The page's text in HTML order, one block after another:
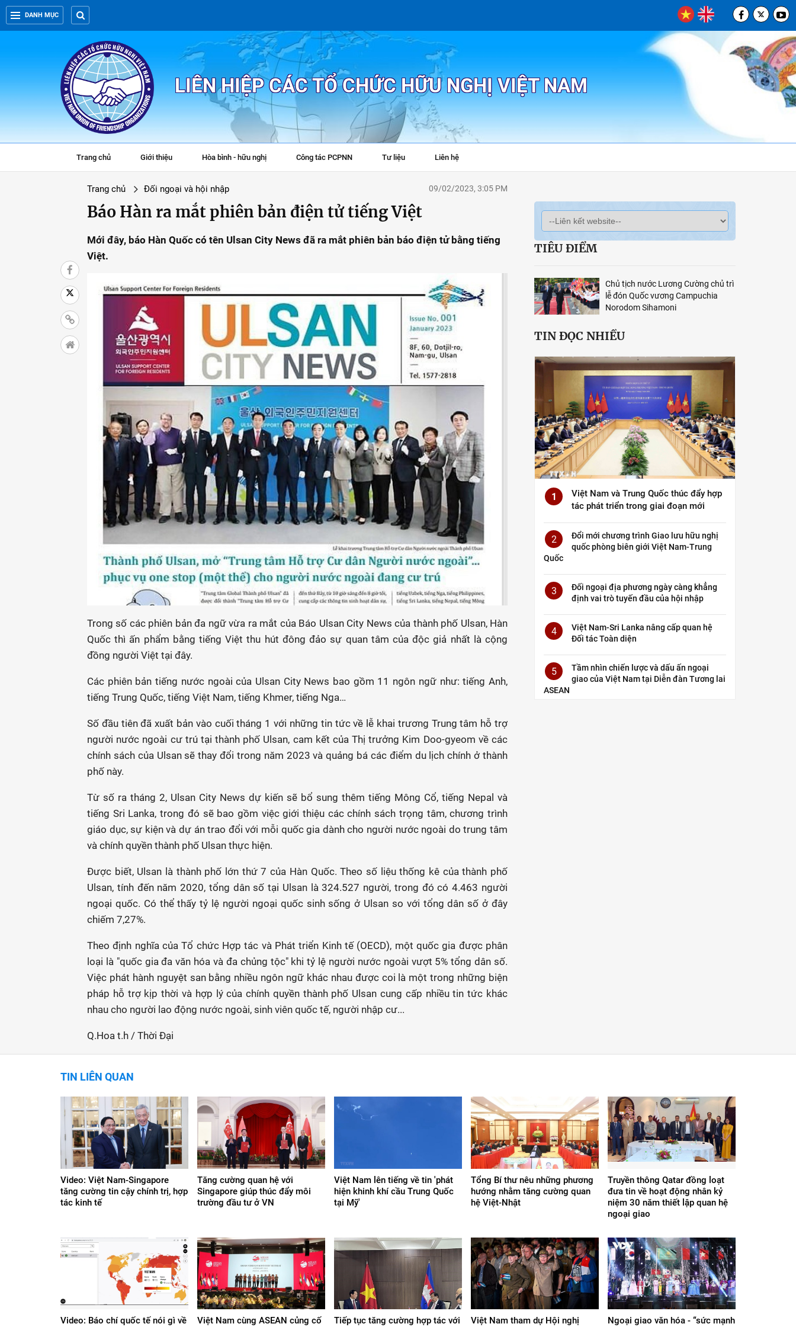
DANH MỤC
LIÊN HIỆP CÁC TỔ CHỨC HỮU NGHỊ VIỆT NAM
Trang chủ Giới thiệu Hòa bình - hữu nghị Công tác PCPNN Tư liệu Liên hệ
Trang chủ Đối ngoại và hội nhập 09/02/2023, 3:05 PM
Báo Hàn ra mắt phiên bản điện tử tiếng Việt
Mới đây, báo Hàn Quốc có tên Ulsan City News đã ra mắt phiên bản báo điện tử bằng tiếng
Việt.
Trong số các phiên bản đa ngữ vừa ra mắt của Báo Ulsan City News của thành phố Ulsan, Hàn
Quốc thì ấn phẩm bằng tiếng Việt thu hút đông đảo sự quan tâm của độc giả nhất là cộng
đồng người Việt tại đây.
Các phiên bản tiếng nước ngoài của Ulsan City News bao gồm 11 ngôn ngữ như: tiếng Anh,
tiếng Trung Quốc, tiếng Việt Nam, tiếng Khmer, tiếng Nga…
Số đầu tiên đã xuất bản vào cuối tháng 1 với những tin tức về lễ khai trương Trung tâm hỗ trợ
người nước ngoài cư trú tại thành phố Ulsan, cam kết của Thị trưởng Kim Doo-gyeom về các
chính sách của Ulsan sẽ thay đổi trong năm 2023 và quảng bá các điểm du lịch chính ở thành
phố này.
Từ số ra tháng 2, Ulsan City News dự kiến sẽ bổ sung thêm tiếng Mông Cổ, tiếng Nepal và
tiếng Sri Lanka, trong đó sẽ bao gồm việc giới thiệu các chính sách trọng tâm, chương trình
giáo dục, sự kiện và dự án trao đổi với mỗi quốc gia dành cho người nước ngoài do trung tâm
và chính quyền thành phố Ulsan thực hiện.
Được biết, Ulsan là thành phố lớn thứ 7 của Hàn Quốc. Theo số liệu thống kê của thành phố
Ulsan, tính đến năm 2020, tổng dân số tại Ulsan là 324.527 người, trong đó có 4.463 người
ngoại quốc. Có thể thấy tỷ lệ người ngoại quốc sinh sống ở Ulsan so với tổng dân số ở đây
chiếm 7,27%.
Theo định nghĩa của Tổ chức Hợp tác và Phát triển Kinh tế (OECD), một quốc gia được phân
loại là "quốc gia đa văn hóa và đa chủng tộc" khi tỷ lệ người nước ngoài vượt 5% tổng dân số.
Việc phát hành nguyệt san bằng nhiều ngôn ngữ khác nhau được coi là một trong những biện
pháp hỗ trợ kịp thời và hợp lý của chính quyền thành phố Ulsan cung cấp nhiều tin tức khác
nhau cho người lao động nước ngoài, sinh viên quốc tế, người nhập cư...
Q.Hoa t.h / Thời Đại
TIÊU ĐIỂM
Chủ tịch nước Lương Cường chủ trì
lễ đón Quốc vương Campuchia
Norodom Sihamoni
TIN ĐỌC NHIỀU
1
Việt Nam và Trung Quốc thúc đẩy hợp
tác phát triển trong giai đoạn mới
2
Đổi mới chương trình Giao lưu hữu nghị
quốc phòng biên giới Việt Nam-Trung
Quốc
3
Đối ngoại địa phương ngày càng khẳng
định vai trò tuyến đầu của hội nhập
4
Việt Nam-Sri Lanka nâng cấp quan hệ
Đối tác Toàn diện
5
Tầm nhìn chiến lược và dấu ấn ngoại
giao của Việt Nam tại Diễn đàn Tương lai
ASEAN
TIN LIÊN QUAN
Video: Việt Nam-Singapore
tăng cường tin cậy chính trị, hợp
tác kinh tế
Tăng cường quan hệ với
Singapore giúp thúc đẩy môi
trường đầu tư ở VN
Việt Nam lên tiếng về tin 'phát
hiện khinh khí cầu Trung Quốc
tại Mỹ'
Tổng Bí thư nêu những phương
hướng nhằm tăng cường quan
hệ Việt-Nhật
Truyền thông Qatar đồng loạt
đưa tin về hoạt động nhân kỷ
niệm 30 năm thiết lập quan hệ
ngoại giao
Video: Báo chí quốc tế nói gì về
Việt Nam cùng ASEAN củng cố
Tiếp tục tăng cường hợp tác với
Việt Nam tham dự Hội nghị
Ngoại giao văn hóa - “sức mạnh